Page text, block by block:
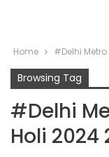
Home #Delhi
Browsing Tag
#Delhi
Holi 2024